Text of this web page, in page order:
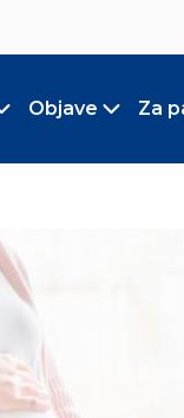
Toggle submenu
Objave
Toggle
Za